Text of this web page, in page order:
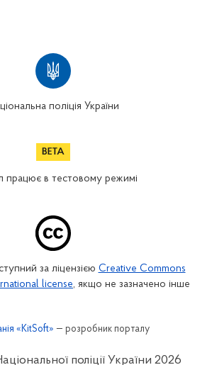
поліція України
працює в тестовому режимі
за ліцензією Creative Commons
license, якщо не зазначено інше
поліції України 2026
«KitSoft» — розробник порталу